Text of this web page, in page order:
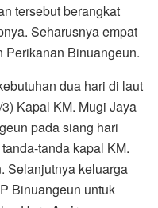
tersebut berangkat
Seharusnya empat
Perikanan Binuangeun.
dua hari di laut
Kapal KM. Mugi Jaya
pada siang hari
tanda kapal KM.
Selanjutnya keluarga
Binuangeun untuk